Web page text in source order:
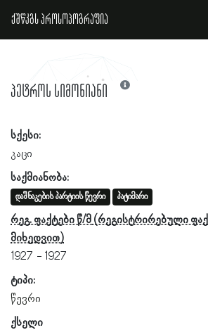
ქშწკგს პროსოპოგრაფია
პეტროს სიმონიანი
სქესი:
კაცი
საქმიანობა:
დაშნაკების პარტიის წევრი პატიმარი
რეგ. ფაქტები წ/მ
1927
1927
ტიპი:
წევრი
ქსელი